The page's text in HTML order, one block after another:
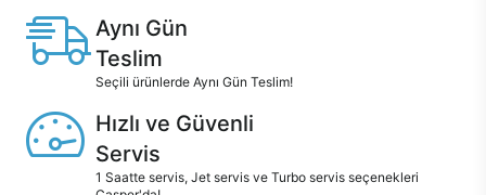
Aynı Gün
Teslim
Seçili ürünlerde Aynı Gün Teslim!
Hızlı ve Güvenli
Servis
1 Saatte servis, Jet servis ve Turbo servis seçenekleri